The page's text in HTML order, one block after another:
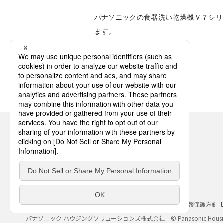
パナソニックの食器洗い乾燥機Ｖ７シ
ます。
サイトのご利用にあたって クッキーポリシー
個人情報保護方針
パナソニック ハウジングソリューションズ株式会社
© Panasonic